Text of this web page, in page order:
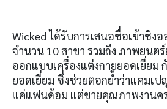
Wicked ได้รับการเสนอชื่อเข้าชิง
จำนวน 10 สาขา รวมถึง ภาพยนต
ออกแบบเครื่องแต่งกายยอดเยี่ยม
ยอดเยี่ยม ซึ่งช่วยตอกย้ำว่าแคมเ
แค่แฟนด้อม แต่ขายคุณภาพงานค